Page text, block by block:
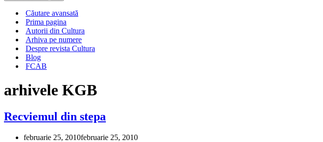
Căutare avansată
Prima pagina
Autorii din Cultura
Arhiva pe numere
Despre revista Cultura
Blog
FCAB
arhivele KGB
Recviemul din stepa
februarie 25, 2010februarie 25, 2010